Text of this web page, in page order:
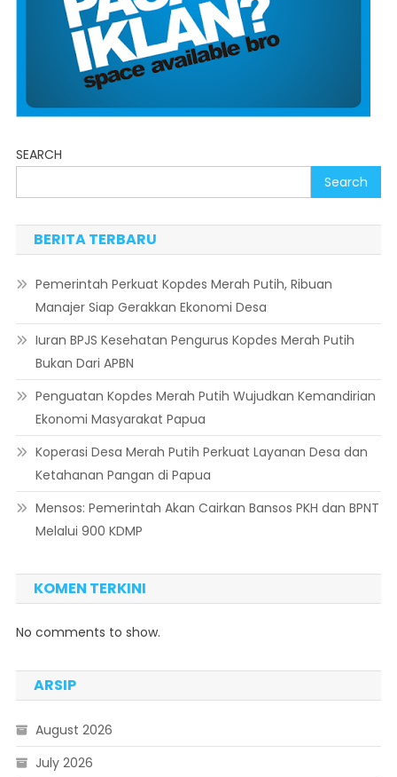
SEARCH
Search
BERITA TERBARU
Pemerintah Perkuat Kopdes Merah Putih, Ribuan
Manajer Siap Gerakkan Ekonomi Desa
Iuran BPJS Kesehatan Pengurus Kopdes Merah Putih
Bukan Dari APBN
Penguatan Kopdes Merah Putih Wujudkan Kemandirian
Ekonomi Masyarakat Papua
Koperasi Desa Merah Putih Perkuat Layanan Desa dan
Ketahanan Pangan di Papua
Mensos: Pemerintah Akan Cairkan Bansos PKH dan BPNT
Melalui 900 KDMP
KOMEN TERKINI
No comments to show.
ARSIP
August 2026
July 2026